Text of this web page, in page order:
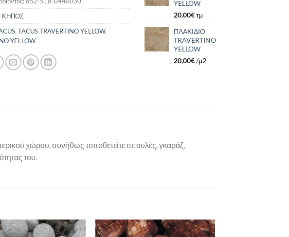
ΚΗΠΟΣ
, TACUS TRAVERTINO YELLOW,
YELLOW
YELLOW
20,00€τμ
ΠΛΑΚΙΔΙΟ
TRAVERTINO
YELLOW
20,00€/μ2
χώρου, συνήθως τοποθετείτε σε αυλές, γκαράζ,
του.